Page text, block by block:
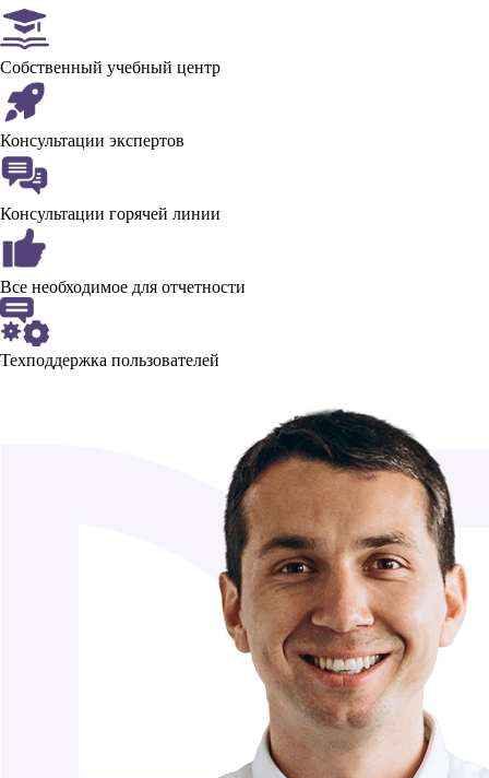
Собственный учебный центр
Консультации экспертов
Консультации горячей линии
Все необходимое для отчетности
Техподдержка пользователей